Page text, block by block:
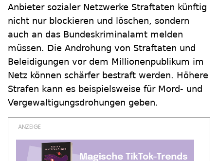
Anbieter sozialer Netzwerke Straftaten künftig
nicht nur blockieren und löschen, sondern
auch an das Bundeskriminalamt melden
müssen. Die Androhung von Straftaten und
Beleidigungen vor dem Millionenpublikum im
Netz können schärfer bestraft werden. Höhere
Strafen kann es beispielsweise für Mord- und
Vergewaltigungsdrohungen geben.